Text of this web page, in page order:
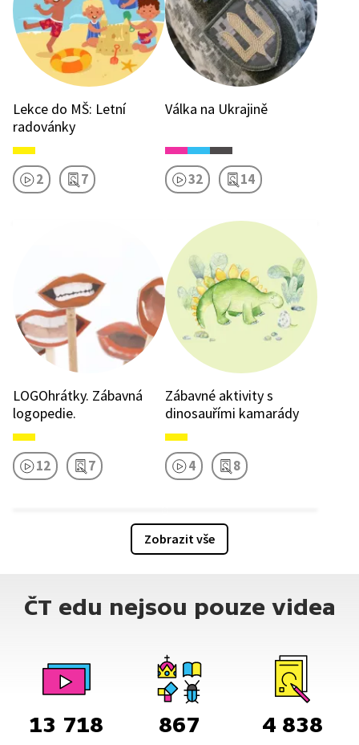
Lekce do MŠ: Letní
radovánky
2 7
Válka na Ukrajině
32 14
LOGOhrátky. Zábavná
logopedie.
12 7
Zábavné aktivity s
dinosauřími kamarády
4 8
Zobrazit vše
ČT edu nejsou pouze videa
13 718 867 4 838